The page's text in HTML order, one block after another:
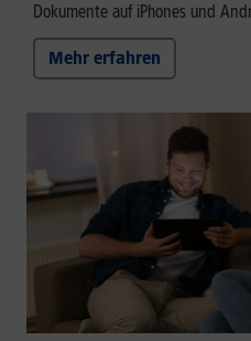
Dokumente auf iPhones und
Mehr erfahren